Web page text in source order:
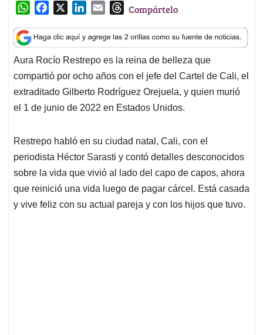
W
a
t
s
A
p
p
c
e
b
o
o
k
n
k
e
d
I
n
a
i
l
T
r
e
a
d
s
Compártelo
Aura Rocío Restrepo es la reina de belleza que
compartió por ocho años con el jefe del Cartel de Cali, el
extraditado Gilberto Rodríguez Orejuela, y quien murió
el 1 de junio de 2022 en Estados Unidos.
Restrepo habló en su ciudad natal, Cali, con el
periodista Héctor Sarasti y contó detalles desconocidos
sobre la vida que vivió al lado del capo de capos, ahora
que reinició una vida luego de pagar cárcel. Está casada
y vive feliz con su actual pareja y con los hijos que tuvo.